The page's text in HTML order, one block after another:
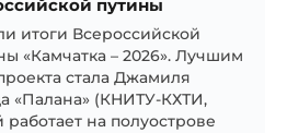
путины
итоги Всероссийской
«Камчатка – 2026». Лучшим
стала Джамиля
«Палана» (КНИТУ-КХТИ,
работает на полуострове